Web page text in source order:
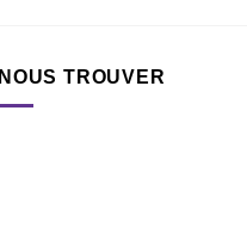
NOUS TROUVER